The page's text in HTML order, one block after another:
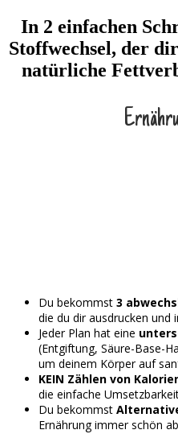
In 2 einfachen
Stoffwechsel, der
natürliche
Du bekommst 3
die du dir ausdrucken und
Jeder Plan hat eine
(Entgiftung, Säure-Base-
um deinem Körper auf
KEIN Zählen von
die einfache
Du bekommst
Ernährung immer schön